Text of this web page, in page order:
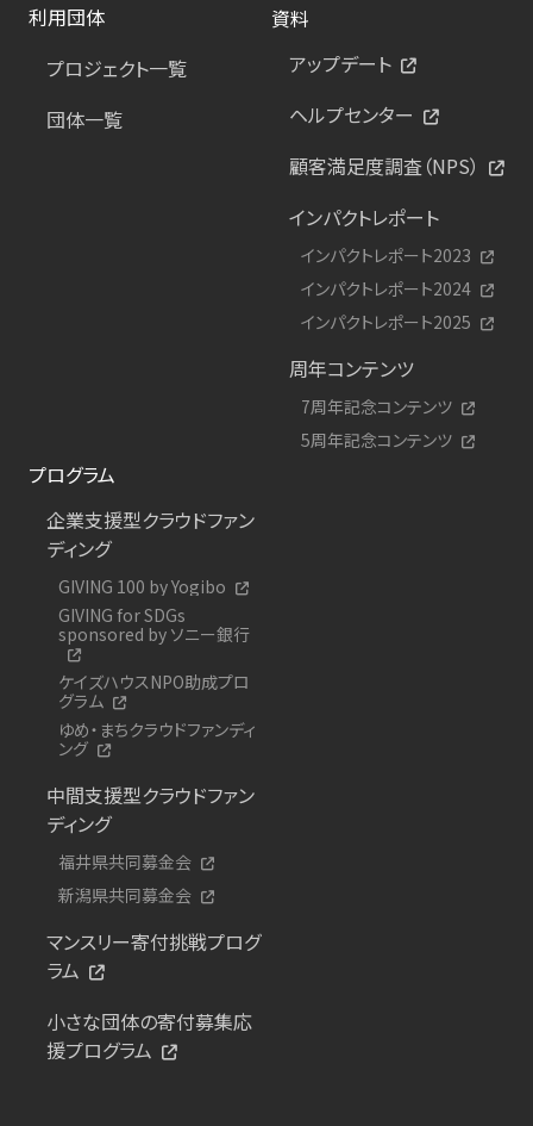
利用団体
プロジェクト一覧
団体一覧
資料
アップデート
ヘルプセンター
顧客満足度調査（NPS）
インパクトレポート
インパクトレポート2023
インパクトレポート2024
インパクトレポート2025
周年コンテンツ
7周年記念コンテンツ
5周年記念コンテンツ
プログラム
企業支援型クラウドファン
ディング
GIVING 100 by Yogibo
GIVING for SDGs
sponsored by ソニー銀行
ケイズハウスNPO助成プロ
グラム
ゆめ・まちクラウドファンディ
ング
中間支援型クラウドファン
ディング
福井県共同募金会
新潟県共同募金会
マンスリー寄付挑戦プログ
ラム
小さな団体の寄付募集応
援プログラム